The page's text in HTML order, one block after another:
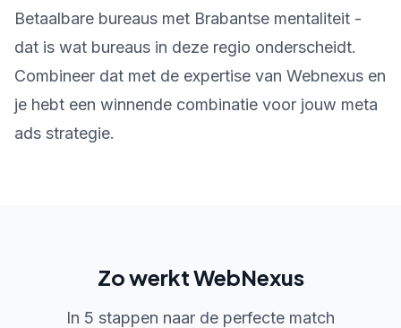
Betaalbare bureaus met Brabantse mentaliteit -
dat is wat bureaus in deze regio onderscheidt.
Combineer dat met de expertise van Webnexus en
je hebt een winnende combinatie voor jouw meta
ads strategie.
Zo werkt WebNexus
In 5 stappen naar de perfecte match